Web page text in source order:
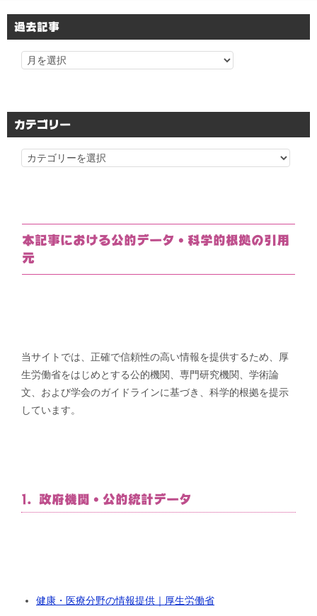
過去記事
カテゴリー
カ
ー
本記事における公的データ・科学的根拠の引用
元
当サイトでは、正確で信頼性の高い情報を提供するため、厚
生労働省をはじめとする公的機関、専門研究機関、学術論
文、および学会のガイドラインに基づき、科学的根拠を提示
しています。
1. 政府機関・公的統計データ
健康・医療分野の情報提供｜厚生労働省